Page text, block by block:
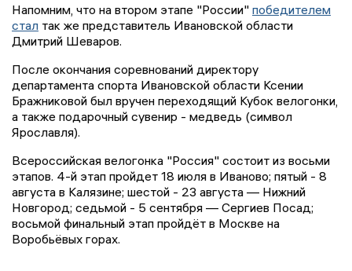
Напомним, что на втором этапе "России" победителем
стал так же представитель Ивановской области
Дмитрий Шеваров.
После окончания соревнований директору
департамента спорта Ивановской области Ксении
Бражниковой был вручен переходящий Кубок велогонки,
а также подарочный сувенир - медведь (символ
Ярославля).
Всероссийская велогонка "Россия" состоит из восьми
этапов. 4-й этап пройдет 18 июля в Иваново; пятый - 8
августа в Калязине; шестой - 23 августа — Нижний
Новгород; седьмой - 5 сентября — Сергиев Посад;
восьмой финальный этап пройдёт в Москве на
Воробьёвых горах.